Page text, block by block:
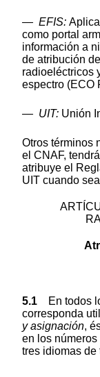
— EFIS:
como portal
información a
de atribución
radioeléctricos
espectro (ECO
— UIT: Unión
Otros términos
el CNAF,
atribuye el
UIT cuando
5.1
En todos
corresponda
y asignación,
en los números
tres idiomas